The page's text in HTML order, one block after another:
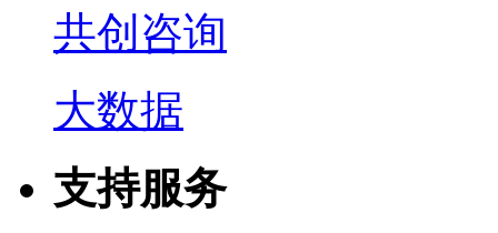
共创咨询
大数据
支持服务